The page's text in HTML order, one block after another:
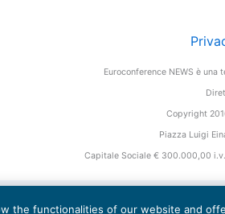
Euroconference NEWS è
Copyright
Piazza Luigi
Capitale Sociale € 300.000,00
the functionalities of our website and